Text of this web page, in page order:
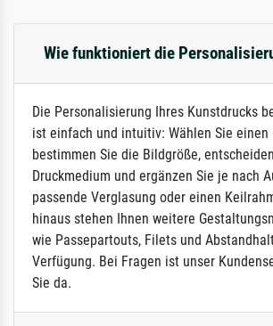
Wie funktioniert die
Die Personalisierung Ihres Kunstdrucks
ist einfach und intuitiv: Wählen Sie einen
bestimmen Sie die Bildgröße,
Druckmedium und ergänzen Sie je nach
passende Verglasung oder einen
hinaus stehen Ihnen weitere
wie Passepartouts, Filets und
Verfügung. Bei Fragen ist unser
Sie da.